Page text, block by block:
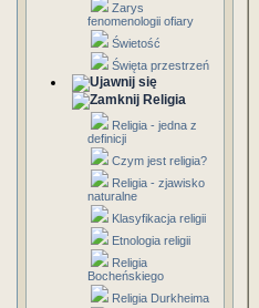
Zarys
fenomenologii ofiary
Świetość
Święta przestrzeń
Religia
Religia - jedna z
definicji
Czym jest religia?
Religia - zjawisko
naturalne
Klasyfikacja religii
Etnologia religii
Religia
Bocheńskiego
Religia Durkheima